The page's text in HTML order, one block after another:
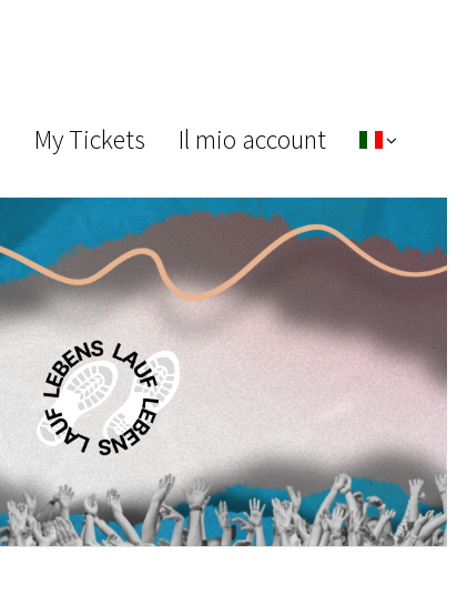
My Tickets Il mio account